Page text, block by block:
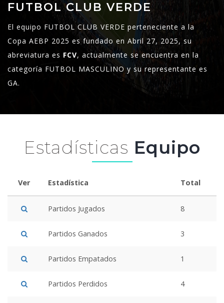
FUTBOL CLUB VERDE
El equipo FUTBOL CLUB VERDE perteneciente a la
Copa AEBP 2025 es fundado en Abril 27, 2025, su
abreviatura es FCV, actualmente se encuentra en la
categoría FUTBOL MASCULINO y su representante es
GA.
Estadísticas Equipo
Ver Estadística Total
Partidos Jugados 8
Partidos Ganados 3
Partidos Empatados 1
Partidos Perdidos 4